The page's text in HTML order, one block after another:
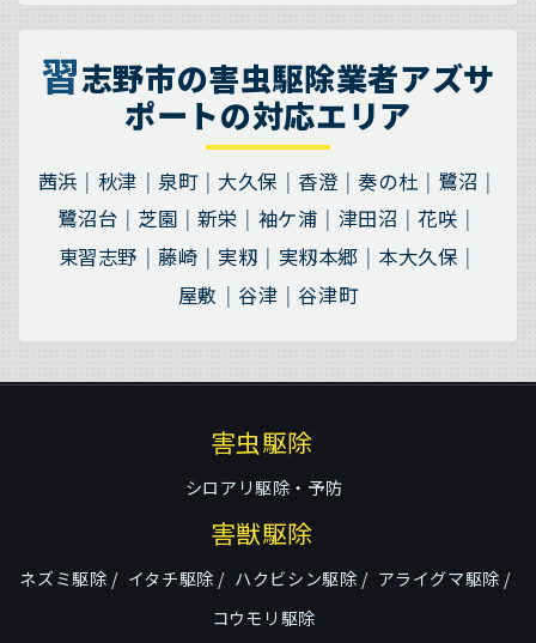
習志野市の害虫駆除業者アズサ
ポートの対応エリア
茜浜 秋津 泉町 大久保 香澄 奏の杜
鷺沼
鷺沼台
芝園 新栄 袖ケ浦 津田沼
花咲
東習志野
藤崎 実籾 実籾本郷
本大久保
屋敷
谷津 谷津町
害虫駆除
シロアリ駆除・予防
害獣駆除
ネズミ駆除 イタチ駆除 ハクビシン駆除
アライグマ駆除
コウモリ駆除